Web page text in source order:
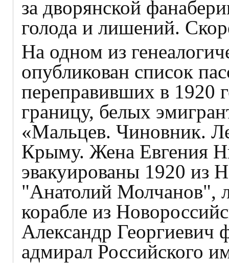
за дворянской
голода и лишений.
На одном из
опубликован список
переправивших в 1920
границу, белых
«Мальцев. Чиновник.
Крыму. Жена Евгения
эвакуированы 1920 из
"Анатолий Молчанов",
корабле из
Александр
адмирал Российского